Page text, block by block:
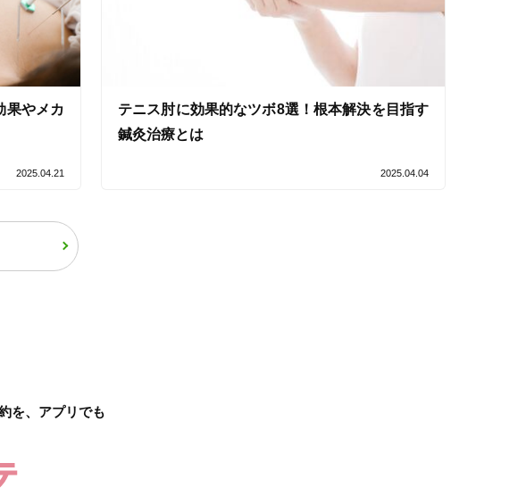
支援クーポン可 電子決済可
果やメカ
2025.04.21
テニス肘に効果的なツボ8選！根本解決を目指す
鍼灸治療とは
2025.04.04
を、アプリでも